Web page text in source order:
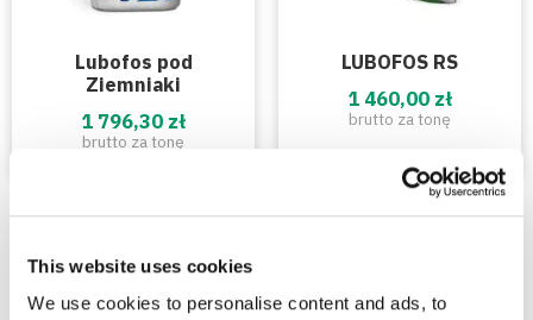
This website uses cookies
We use cookies to personalise content and ads, to
Lubofos pod
Ziemniaki
1 796,30 zł
brutto za tonę
LUBOFOS RS
1 460,00 zł
brutto za tonę
Zobacz też